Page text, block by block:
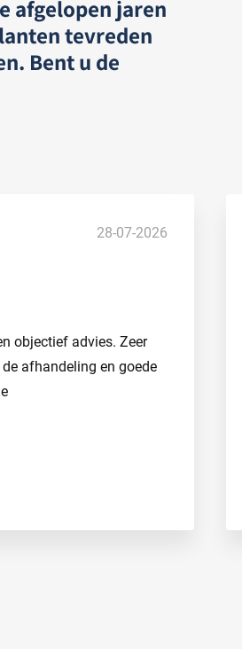
afgelopen jaren
tevreden
Bent u de
28-07-2026
objectief advies. Zeer
afhandeling en goede